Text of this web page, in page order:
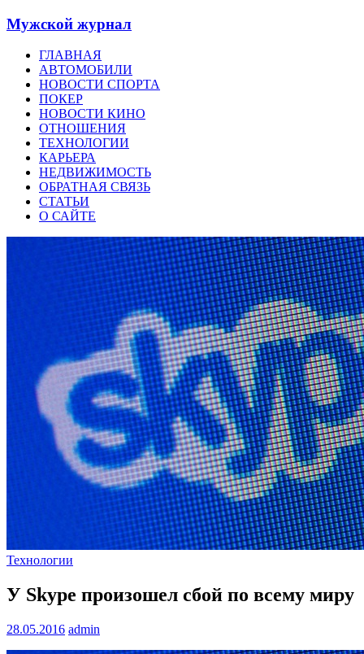
Мужской журнал
ГЛАВНАЯ
АВТОМОБИЛИ
НОВОСТИ СПОРТА
ПОКЕР
НОВОСТИ КИНО
ОТНОШЕНИЯ
ТЕХНОЛОГИИ
КАРЬЕРА
НЕДВИЖИМОСТЬ
ОБРАТНАЯ СВЯЗЬ
СТАТЬИ
О САЙТЕ
Технологии
У Skype произошел сбой по всему миру
28.05.2016 admin